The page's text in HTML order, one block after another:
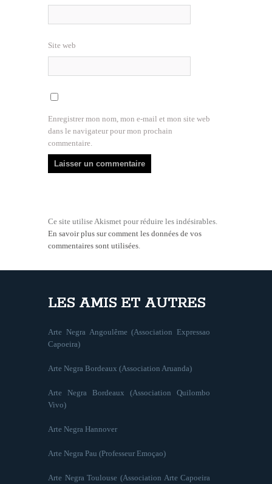
Site web
Enregistrer mon nom, mon e-mail et mon site web
dans le navigateur pour mon prochain
commentaire.
Ce site utilise Akismet pour réduire les indésirables.
En savoir plus sur comment les données de vos
commentaires sont utilisées
LES AMIS ET AUTRES
Arte Negra Angoulême (Association Expressao
Capoeira)
Arte Negra Bordeaux (Association Aruanda)
Arte Negra Bordeaux (Association Quilombo
Vivo)
Arte Negra Hannover
Arte Negra Pau (Professeur Emoçao)
Arte Negra Toulouse (Association Arte Capoeira